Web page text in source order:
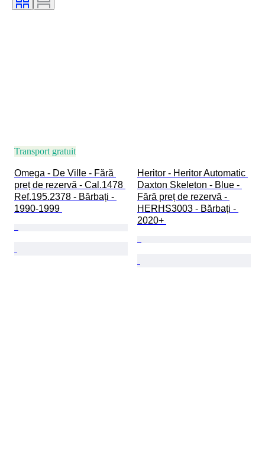
Culoare
Transport gratuit
Omega - De Ville - Fără
preț de rezervă - Cal.1478
Ref.195.2378 - Bărbați -
1990-1999
Heritor - Heritor Automatic
Daxton Skeleton - Blue -
Fără preț de rezervă -
HERHS3003 - Bărbați -
2020+